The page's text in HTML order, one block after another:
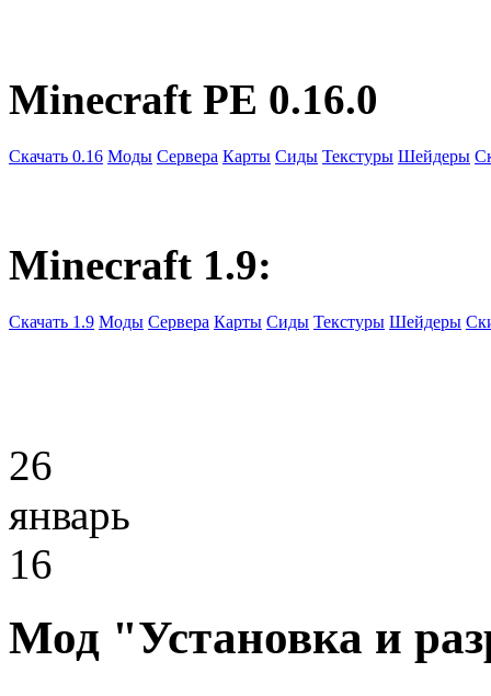
Minecraft PE 0.16.0
Скачать 0.16 Моды Сервера Карты Сиды Текстуры Шейдеры
Minecraft 1.9:
Скачать 1.9 Моды Сервера Карты Сиды Текстуры Шейдеры
26
январь
16
Мод "Установка и